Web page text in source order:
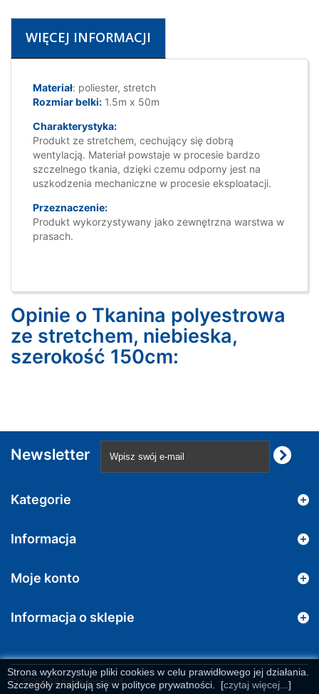
WIĘCEJ INFORMACJI
Materiał: poliester, stretch
Rozmiar belki: 1.5m x 50m
Charakterystyka:
Produkt ze stretchem, cechujący się dobrą
wentylacją. Materiał powstaje w procesie bardzo
szczelnego tkania, dzięki czemu odporny jest na
uszkodzenia mechaniczne w procesie eksploatacji.
Przeznaczenie:
Produkt wykorzystywany jako zewnętrzna warstwa w
prasach.
Opinie o Tkanina polyestrowa
ze stretchem, niebieska,
szerokość 150cm:
Newsletter
Kategorie
Informacja
© 2026 | All rights reserved
Moje konto
Informacja o sklepie
Strona wykorzystuje pliki cookies w celu prawidłowego jej działania.
Szczegóły znajdują się w polityce prywatności.
[czytaj więcej... ]